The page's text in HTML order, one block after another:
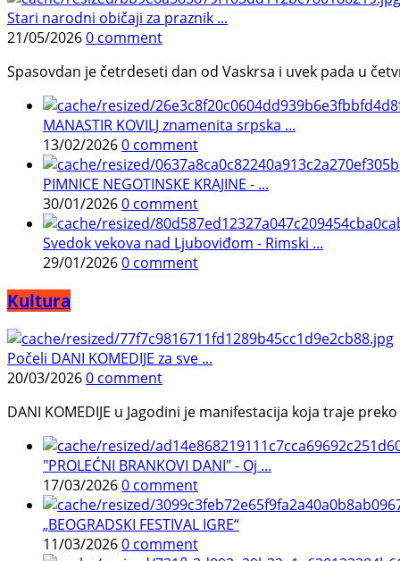
Stari narodni običaji za praznik ...
21/05/20260 comment
Spasovdan je četrdeseti dan od Vaskrsa i uvek pada u
MANASTIR KOVILJ znamenita srpska ...
13/02/20260 comment
PIMNICE NEGOTINSKE KRAJINE - ...
30/01/20260 comment
Svedok vekova nad Ljuboviđom - Rimski ...
29/01/20260 comment
Kultura
Počeli DANI KOMEDIJE za sve ...
20/03/20260 comment
DANI KOMEDIJE u Jagodini je manifestacija koja traje
"PROLEĆNI BRANKOVI DANI" - Oj ...
17/03/20260 comment
„BEOGRADSKI FESTIVAL IGRE“
11/03/20260 comment